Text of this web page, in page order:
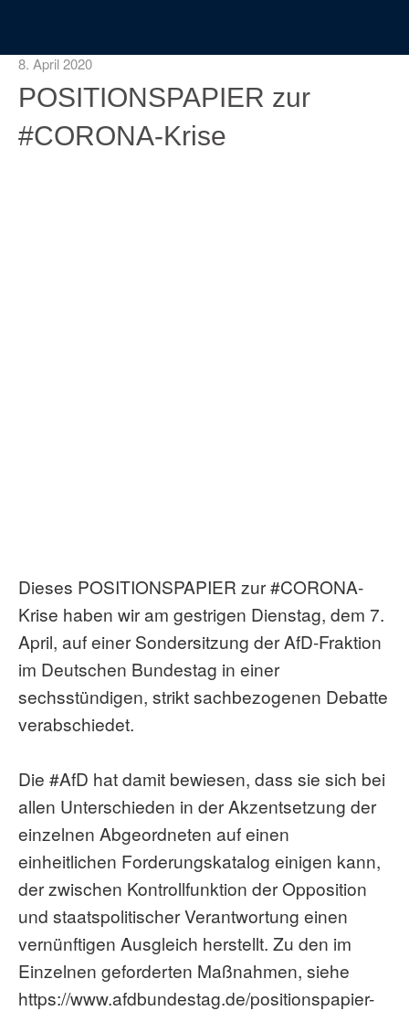
8. April 2020
POSITIONSPAPIER zur
#CORONA-Krise
Dieses POSITIONSPAPIER zur #CORONA-
Krise haben wir am gestrigen Dienstag, dem 7.
April, auf einer Sondersitzung der AfD-Fraktion
im Deutschen Bundestag in einer
sechsstündigen, strikt sachbezogenen Debatte
verabschiedet.
Die #AfD hat damit bewiesen, dass sie sich bei
allen Unterschieden in der Akzentsetzung der
einzelnen Abgeordneten auf einen
einheitlichen Forderungskatalog einigen kann,
der zwischen Kontrollfunktion der Opposition
und staatspolitischer Verantwortung einen
vernünftigen Ausgleich herstellt. Zu den im
Einzelnen geforderten Maßnahmen, siehe
https://www.afdbundestag.de/positionspapier-